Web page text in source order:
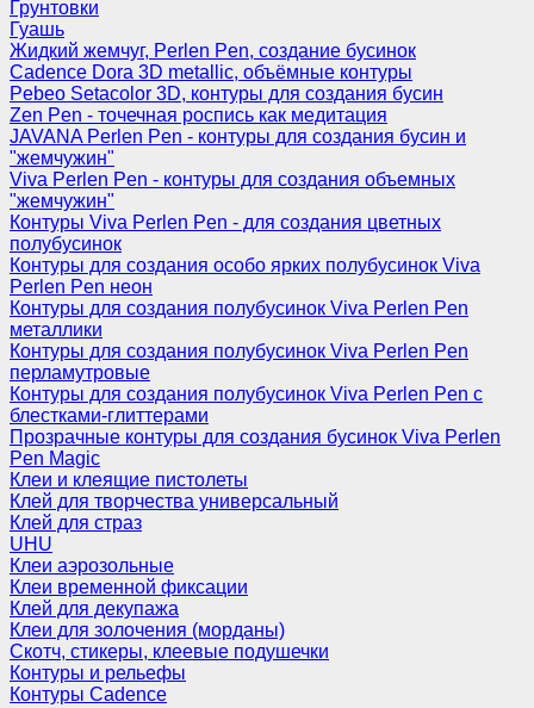
Грунтовки
Гуашь
Жидкий жемчуг, Perlen Pen, создание бусинок
Cadence Dora 3D metallic, объёмные контуры
Pebeo Setacolor 3D, контуры для создания бусин
Zen Pen - точечная роспись как медитация
JAVANA Perlen Pen - контуры для создания бусин и
"жемчужин"
Viva Perlen Pen - контуры для создания объемных
"жемчужин"
Контуры Viva Perlen Pen - для создания цветных
полубусинок
Контуры для создания особо ярких полубусинок Viva
Perlen Pen неон
Контуры для создания полубусинок Viva Perlen Pen
металлики
Контуры для создания полубусинок Viva Perlen Pen
перламутровые
Контуры для создания полубусинок Viva Perlen Pen с
блестками-глиттерами
Прозрачные контуры для создания бусинок Viva Perlen
Pen Magic
Клеи и клеящие пистолеты
Клей для творчества универсальный
Клей для страз
UHU
Клеи аэрозольные
Клеи временной фиксации
Клей для декупажа
Клеи для золочения (морданы)
Скотч, стикеры, клеевые подушечки
Контуры и рельефы
Контуры Cadence